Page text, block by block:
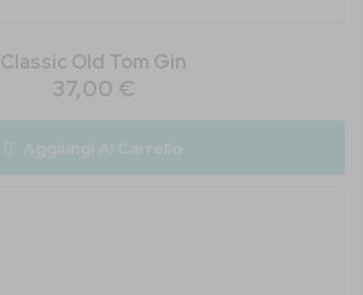
Classic Old Tom Gin
37,00 €
Aggiungi Al Carrello